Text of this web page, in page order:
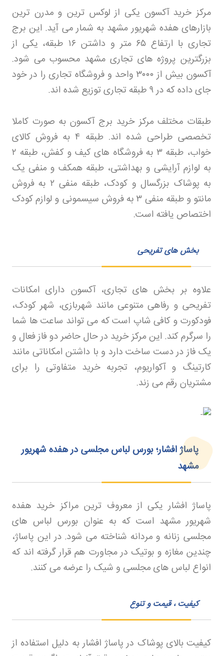
مرکز خرید آکسون یکی از لوکس ترین و مدرن ترین
بازارهای هفده شهریور مشهد به شمار می آید. این برج
تجاری با ارتفاع ۶۵ متر و داشتن ۱۶ طبقه، یکی از
بزرگترین پروژه های تجاری مشهد محسوب می شود.
آکسون بیش از۳۰۰۰ واحد و فروشگاه تجاری را در خود
جای داده که در۹طبقه تجاری توزیع شده اند.
طبقات مختلف مرکز خرید برج آکسون به صورت کاملا
تخصصی طراحی شده اند. طبقه ۴به فروش کالای
خواب، طبقه ۳ به فروشگاه های کیف و کفش، طبقه ۲
به لوازم آرایشی و بهداشتی، طبقه همکف و منفی یک
به پوشاک بزرگسال و کودک، طبقه منفی ۲ به فروش
مانتو و طبقه منفی ۳به فروش سیسمونی و لوازم کودک
اختصاص یافته است.
بخش های تفریحی
علاوه بر بخش های تجاری، آکسون دارای امکانات
تفریحی و رفاهی متنوعی مانند شهربازی، شهر کودک،
فودکورت و کافی شاپ است که می تواند ساعت ها شما
را سرگرم کند. این مرکز خرید در حال حاضر دو فاز فعال و
یک فاز در دست ساخت دارد و با داشتن امکاناتی مانند
کارتینگ و آکواریوم، تجربه خرید متفاوتی را برای
مشتریان رقم می زند.
پاساژ افشار؛ بورس لباس مجلسی در هفده شهریور
مشهد
پاساژ افشار یکی از معروف ترین مراکز خرید هفده
شهریور مشهد است که به عنوان بورس لباس های
مجلسی زنانه و مردانه شناخته می شود. در این پاساژ،
چندین مغازه و بوتیک در مجاورت هم قرار گرفته اند که
انواع لباس های مجلسی و شیک را عرضه می کنند.
کیفیت ، قیمت و تنوع
کیفیت بالای پوشاک در پاساژ افشار به دلیل استفاده از